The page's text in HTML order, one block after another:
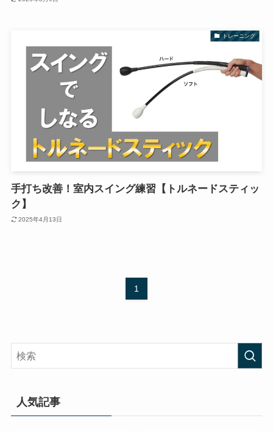
トレーニング
手打ち改善！室内スイング練習【トルネードスティッ
ク】
2025年4月13日
1
人気記事